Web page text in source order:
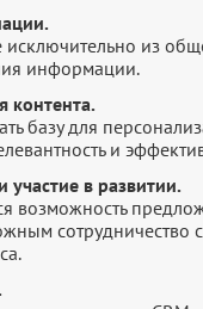
из
информации.
контента.
базу для
и
в развитии.
возможность
сотрудничество